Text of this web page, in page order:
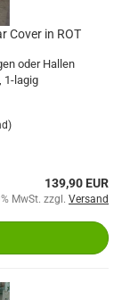
Cover in ROT
oder Hallen
1-lagig
139,90 EUR
MwSt. zzgl. Versand